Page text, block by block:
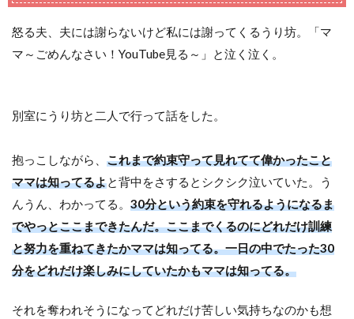
怒る夫、夫には謝らないけど私には謝ってくるうり坊。「マ
マ～ごめんなさい！YouTube見る～」と泣く泣く。
別室にうり坊と二人で行って話をした。
抱っこしながら、 これまで約束守って見れてて偉かったこと
ママは知ってるよと背中をさするとシクシク泣いていた。う
んうん、わかってる。 30分という約束を守れるようになるま
でやっとここまできたんだ。ここまでくるのにどれだけ訓練
と努力を重ねてきたかママは知ってる。一日の中でたった30
分をどれだけ楽しみにしていたかもママは知ってる。
それを奪われそうになってどれだけ苦しい気持ちなのかも想